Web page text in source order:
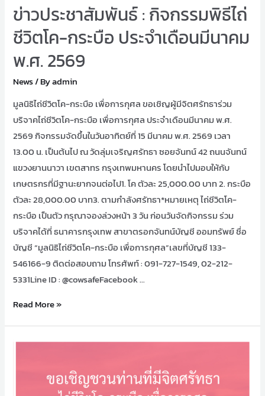
ข่าวประชาสัมพันธ์ : กิจกรรมพิธีไถ่
ชีวิตโค-กระบือ ประจำเดือนมีนาคม
พ.ศ. 2569
News/ Byadmin
มูลนิธิไถ่ชีวิตโค-กระบือ เพื่อการกุศล ขอเชิญผู้มีจิตศรัทธาร่วม
บริจาคไถ่ชีวิตโค-กระบือ เพื่อการกุศล ประจำเดือนมีนาคม พ.ศ.
2569 กิจกรรมจัดขึ้นในวันอาทิตย์ที่ 15 มีนาคม พ.ศ. 2569 เวลา
13.00 น. เป็นต้นไป ณ วัดลุ่มเจริญศรัทธา ซอยจันทน์ 42 ถนนจันทน์
แขวงยานนาวา เขตสาทร กรุงเทพมหานคร โดยนำไปมอบให้กับ
เกษตรกรที่มีฐานะยากจนต่อไป1. โค ตัวละ 25,000.00 บาท 2. กระบือ
ตัวละ 28,000.00 บาท3. ตามกำลังศรัทธา*หมายเหตุ ไถ่ชีวิตโค-
กระบือ เป็นตัว กรุณาจองล่วงหน้า 3 วัน ก่อนวันจัดกิจกรรม ร่วม
บริจาคได้ที่ ธนาคารกรุงเทพ สาขาตรอกจันทน์บัญชี ออมทรัพย์ ชื่อ
บัญชี “มูลนิธิไถ่ชีวิตโค-กระบือ เพื่อการกุศล”เลขที่บัญชี 133-
546166-9 ติดต่อสอบถาม โทรศัพท์ : 091-727-1549, 02-212-
5331Line ID : @cowsafeFacebook …
Read More »